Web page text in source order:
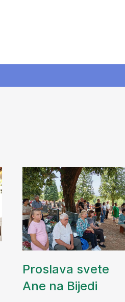
Proslava svete
Ane na Bijedi